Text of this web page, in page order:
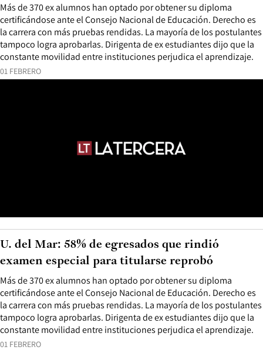
01 FEBRERO
Más de 370 ex alumnos han optado por obtener su diploma
certificándose ante el Consejo Nacional de Educación. Derecho es
la carrera con más pruebas rendidas. La mayoría de los postulantes
tampoco logra aprobarlas. Dirigenta de ex estudiantes dijo que la
constante movilidad entre instituciones perjudica el aprendizaje.
01 FEBRERO
Más de 370 ex alumnos han optado por obtener su diploma
certificándose ante el Consejo Nacional de Educación. Derecho es
la carrera con más pruebas rendidas. La mayoría de los postulantes
tampoco logra aprobarlas. Dirigenta de ex estudiantes dijo que la
constante movilidad entre instituciones perjudica el aprendizaje.
U. del Mar: 58% de egresados que rindió
examen especial para titularse reprobó